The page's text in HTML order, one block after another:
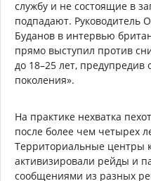
службу и не состоящие в
подпадают. Руководитель
Буданов в интервью
прямо выступил против
до 18–25 лет, предупредив
поколения».
На практике нехватка
после более чем четырех
Территориальные центры
активизировали рейды и
сообщениями из разных